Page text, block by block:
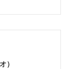
）